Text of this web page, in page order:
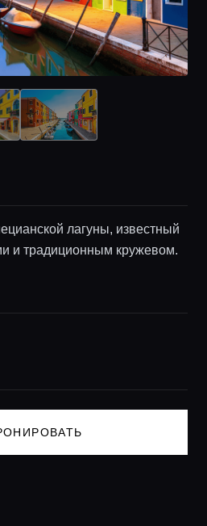
сервис
лагуны, известный
и традиционным кружевом.